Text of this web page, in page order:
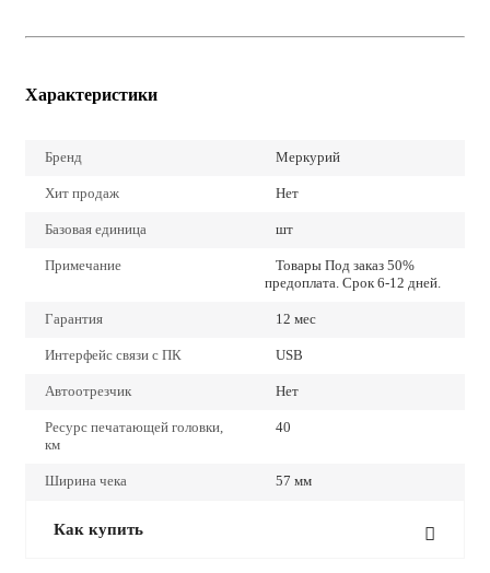
Характеристики
Бренд Меркурий
Хит продаж Нет
Базовая единица шт
Примечание
Товары Под заказ 50%
предоплата. Срок 6-12 дней.
Гарантия 12 мес
Интерфейс связи с ПК USB
Автоотрезчик Нет
Ресурс печатающей головки,
км
40
Ширина чека 57 мм
Как купить